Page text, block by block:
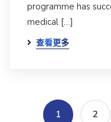
programme has
medical […]
查看更多
1 2